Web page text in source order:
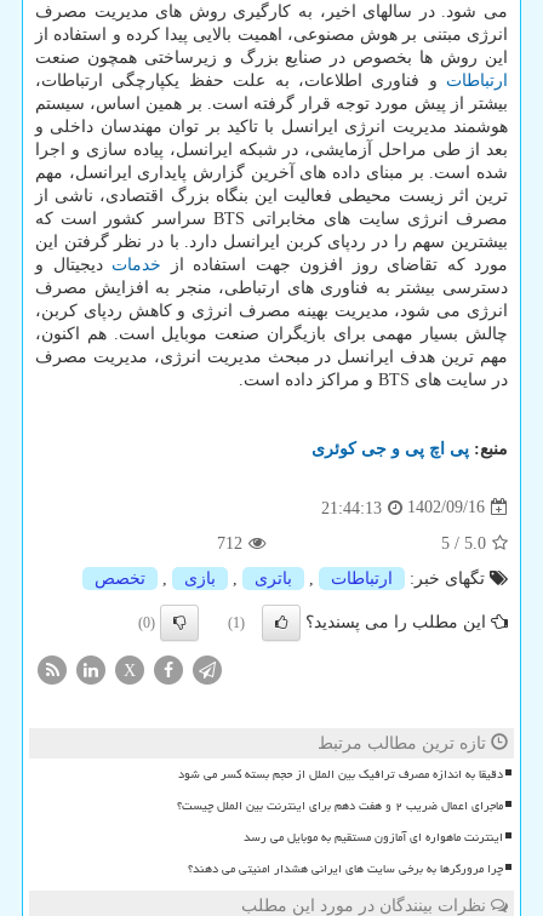
می شود. در سالهای اخیر، به کارگیری روش های مدیریت مصرف
انرژی مبتنی بر هوش مصنوعی، اهمیت بالایی پیدا کرده و استفاده از
این روش ها بخصوص در صنایع بزرگ و زیرساختی همچون صنعت
ارتباطات و فناوری اطلاعات، به علت حفظ یکپارچگی ارتباطات،
بیشتر از پیش مورد توجه قرار گرفته است. بر همین اساس، سیستم
هوشمند مدیریت انرژی ایرانسل با تاکید بر توان مهندسان داخلی و
بعد از طی مراحل آزمایشی، در شبکه ایرانسل، پیاده سازی و اجرا
شده است. بر مبنای داده های آخرین گزارش پایداری ایرانسل، مهم
ترین اثر زیست محیطی فعالیت این بنگاه بزرگ اقتصادی، ناشی از
مصرف انرژی سایت های مخابراتی BTS سراسر کشور است که
بیشترین سهم را در ردپای کربن ایرانسل دارد. با در نظر گرفتن این
مورد که تقاضای روز افزون جهت استفاده از خدمات دیجیتال و
دسترسی بیشتر به فناوری های ارتباطی، منجر به افزایش مصرف
انرژی می شود، مدیریت بهینه مصرف انرژی و کاهش ردپای کربن،
چالش بسیار مهمی برای بازیگران صنعت موبایل است. هم اکنون،
مهم ترین هدف ایرانسل در مبحث مدیریت انرژی، مدیریت مصرف
در سایت های BTS و مراکز داده است.
منبع: پی اچ پی و جی كوئری
1402/09/16
21:44:13
5.0
/
5
712
تگهای خبر:
ارتباطات باتری بازی تخصص
این مطلب را می پسندید؟ (1)
(0)
X
تازه ترین مطالب مرتبط
دقیقا به اندازه مصرف ترافیک بین الملل از حجم بسته کسر می شود
ماجرای اعمال ضریب ۲ و هفت دهم برای اینترنت بین الملل چیست؟
اینترنت ماهواره ای آمازون مستقیم به موبایل می رسد
چرا مرورگرها به برخی سایت های ایرانی هشدار امنیتی می دهند؟
نظرات بینندگان در مورد این مطلب